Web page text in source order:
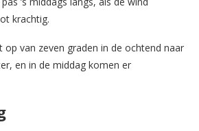
krachtig.
van zeven graden in de ochtend naar
en in de middag komen er